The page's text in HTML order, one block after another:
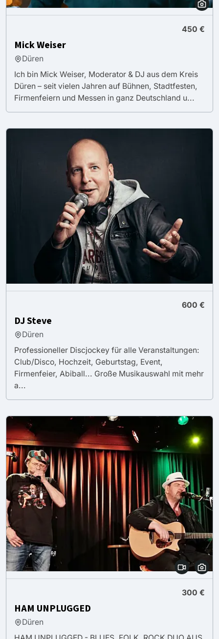
450 €
Mick Weiser
Düren
Ich bin Mick Weiser, Moderator & DJ aus dem Kreis
Düren – seit vielen Jahren auf Bühnen, Stadtfesten,
Firmenfeiern und Messen in ganz Deutschland u...
600 €
DJ Steve
Düren
Professioneller Discjockey für alle Veranstaltungen:
Club/Disco, Hochzeit, Geburtstag, Event,
Firmenfeier, Abiball... Große Musikauswahl mit mehr
a...
300 €
HAM UNPLUGGED
Düren